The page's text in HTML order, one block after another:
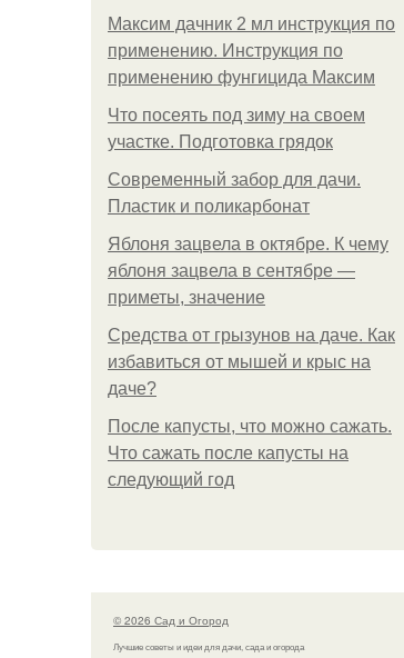
Максим дачник 2 мл инструкция по
применению. Инструкция по
применению фунгицида Максим
Что посеять под зиму на своем
участке. Подготовка грядок
Современный забор для дачи.
Пластик и поликарбонат
Яблоня зацвела в октябре. К чему
яблоня зацвела в сентябре —
приметы, значение
Средства от грызунов на даче. Как
избавиться от мышей и крыс на
даче?
После капусты, что можно сажать.
Что сажать после капусты на
следующий год
© 2026 Сад и Огород
Лучшие советы и идеи для дачи, сада и огорода